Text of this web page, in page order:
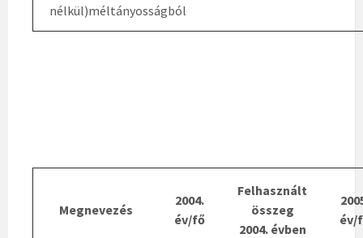
nélkül)méltányosságból
Megnevezés
2004.
év/fő
Felhasznált
összeg
2004. évben
év/